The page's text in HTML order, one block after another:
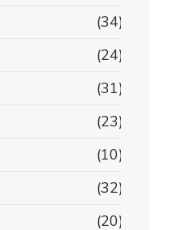
(34)
(24)
(31)
(23)
(10)
(32)
(20)